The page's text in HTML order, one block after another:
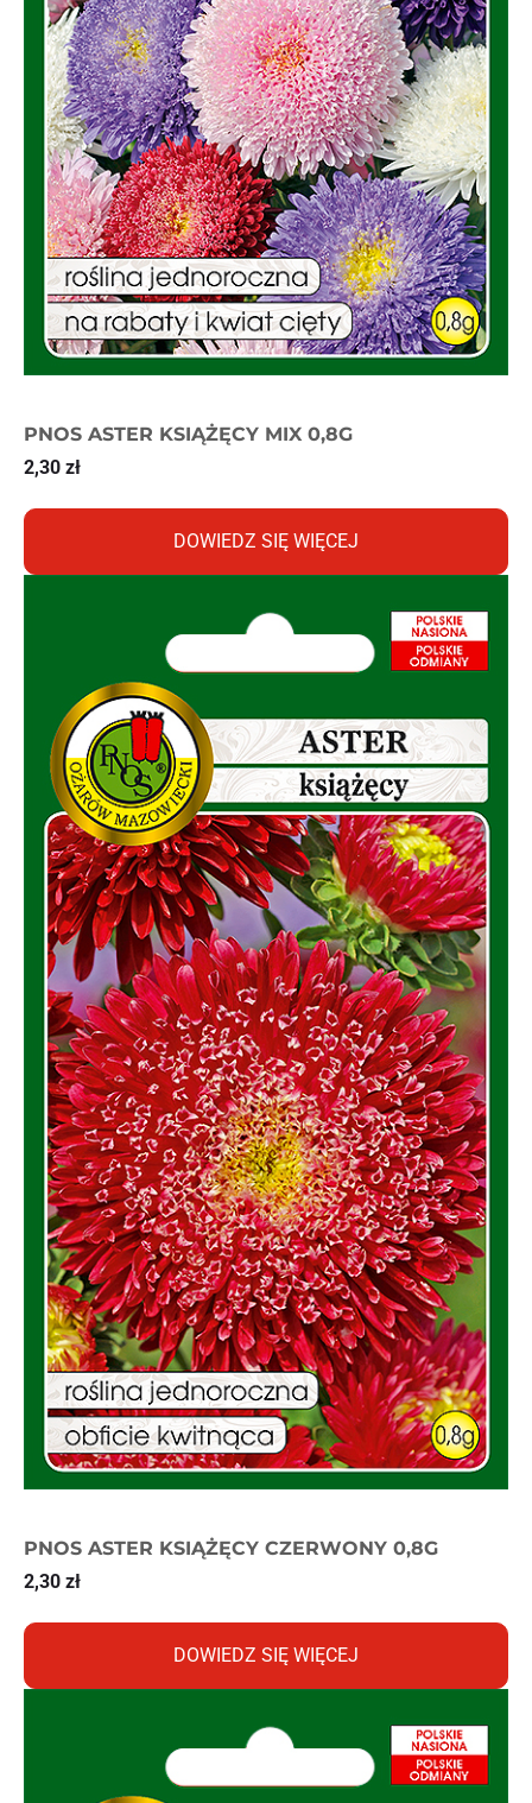
PNOS ASTER KSIĄŻĘCY MIX 0,8G
2,30 zł
DOWIEDZ SIĘ WIĘCEJ
PNOS ASTER KSIĄŻĘCY CZERWONY 0,8G
2,30 zł
DOWIEDZ SIĘ WIĘCEJ